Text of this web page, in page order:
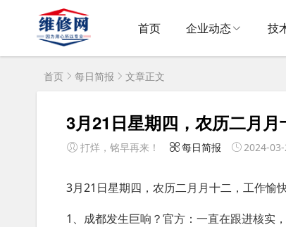
首页 企业动态 技
首页 每日简报 文章正文
3月21日星期四，农历二月
打烊，铭早再来！ 每日简报 2024-
3月21日星期四，农历二月月十二，工作愉
1、成都发生巨响？官方：一直在跟进核实